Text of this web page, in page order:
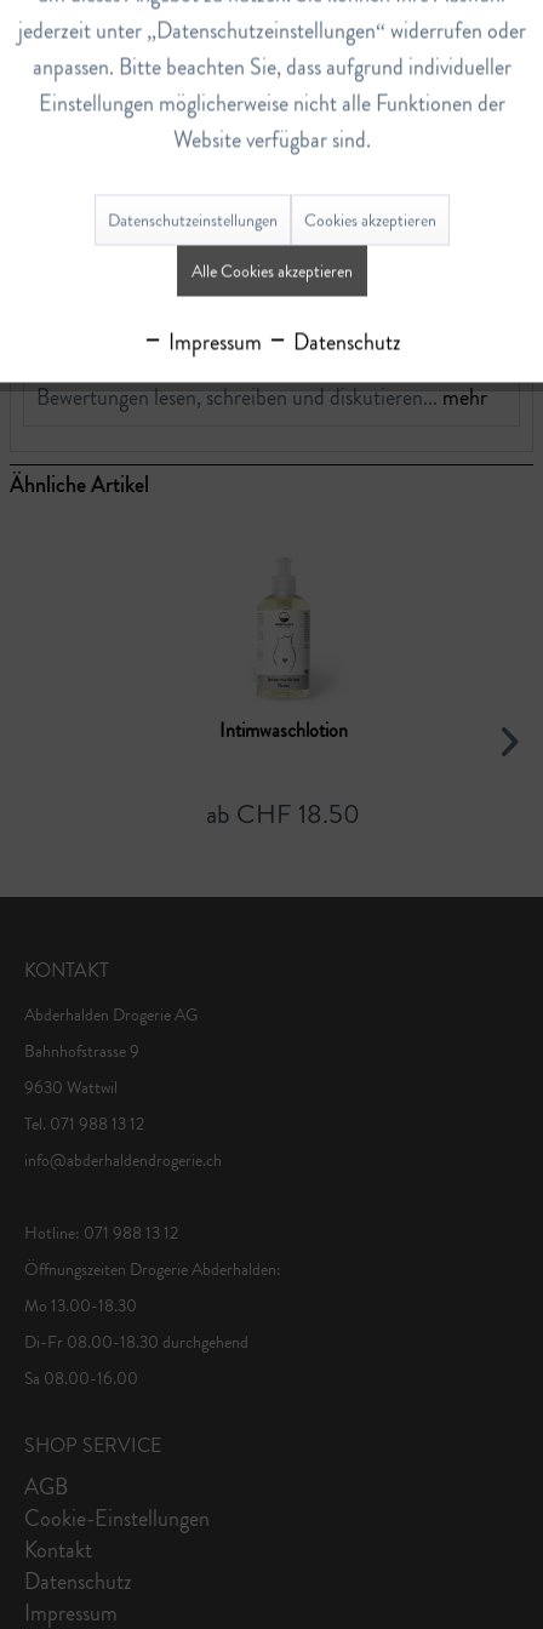
Camphor, Citral, Eugenol
Art.Nr.
110010124
2000100101247
Lagerbestand
Bewertungen lesen, schreiben und diskutieren... mehr
Ähnliche Artikel
Intimwaschlotion
ab CHF 18.50
KONTAKT
Abderhalden Drogerie AG
Bahnhofstrasse 9
9630 Wattwil
Tel. 071 988 13 12
info@abderhaldendrogerie.ch
Hotline: 071 988 13 12
Öffnungszeiten Drogerie Abderhalden:
Mo 13.00-18.30
Di-Fr 08.00-18.30 durchgehend
Sa 08.00-16.00
SHOP SERVICE
AGB
Cookie-Einstellungen
Kontakt
Datenschutz
Impressum
jederzeit unter „Datenschutzeinstellungen“ widerrufen oder
anpassen. Bitte beachten Sie, dass aufgrund individueller
Einstellungen möglicherweise nicht alle Funktionen der
Website verfügbar sind.
Datenschutzeinstellungen Cookies akzeptieren
Alle Cookies akzeptieren
Impressum Datenschutz